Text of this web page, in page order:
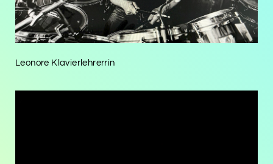
Leonore Klavierlehrerrin